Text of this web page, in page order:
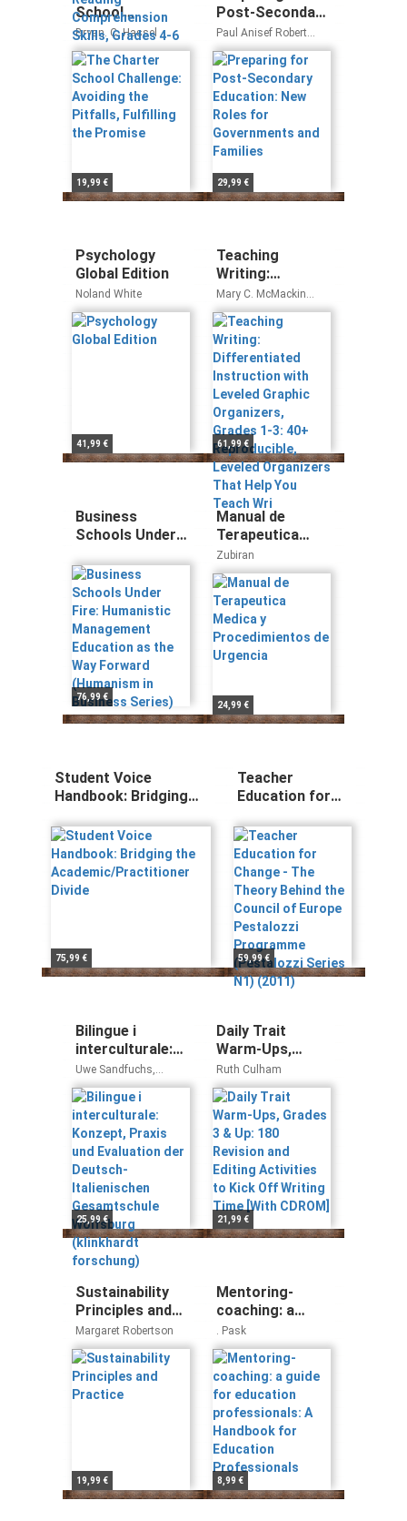
6
School
Challenge:
Avoiding the
Pitfalls, Fulfilling
the Promise
Bryan. C. Hassel
19,99 €
Post-Secondary
Education: New
Roles for
Governments
and Families
Paul Anisef Robert
Sweet
29,99 €
Psychology
Global Edition
Noland White
41,99 €
Teaching
Writing:
Differentiated
Instruction with
Leveled Graphic
Organizers,
Grades 1-3: 40+
Reproducible,
Leveled
Organizers That
Help You Teach
Wri
Mary C. McMackin
Nancy L. Witherell
61,99 €
Business
Schools Under
Management
Education as the
Way Forward
(Humanism in
Business Series)
76,99 €
Manual de
Terapeutica
Medica y
Procedimientos
de Urgencia
Zubiran
24,99 €
Student Voice
Handbook: Bridging
Academic/Practitioner
Divide
75,99 €
Teacher
Education for
Theory Behind
the Council of
Europe
Pestalozzi
Programme
(Pestalozzi
Series N1)
(2011)
59,99 €
Bilingue i
interculturale:
Konzept, Praxis
und Evaluation
der Deutsch-
Italienischen
Gesamtschule
Wolfsburg
(klinkhardt
forschung)
Uwe Sandfuchs,
Clemens Zumhasch,
Hans Karweik, Arne
Sewing (Hg.)
25,99 €
Daily Trait
Warm-Ups,
Grades 3 & Up:
180 Revision and
Editing
Activities to
Kick Off Writing
Time [With
CDROM]
Ruth Culham
21,99 €
Sustainability
Principles and
Practice
Margaret Robertson
19,99 €
Mentoring-
coaching: a
guide for
education
professionals: A
Handbook for
Education
Professionals
. Pask
8,99 €